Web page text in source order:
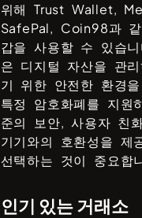
위해Trust Wallet,
SafePal, Coin98과
갑을 사용할 수 있습
은 디지털 자산을 관
기 위한 안전한 환경
특정 암호화폐를 지원
준의 보안, 사용자 친
기기와의 호환성을 제
선택하는 것이 중요합
인기 있는 거래소